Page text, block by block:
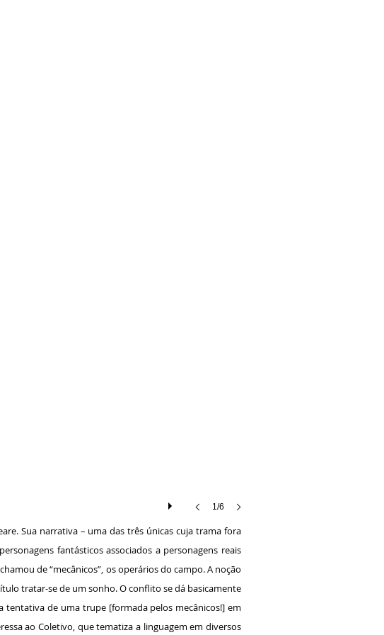
Sua narrativa – uma das três únicas cuja trama fora
fantásticos associados a personagens reais
de “mecânicos”, os operários do campo. A noção
tratar-se de um sonho. O conflito se dá basicamente
tentativa de uma trupe [formada pelos mecânicos!] em
ao Coletivo, que tematiza a linguagem em diversos
1/6